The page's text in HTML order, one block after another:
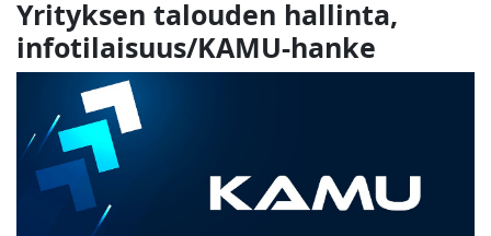
Yrityksen talouden hallinta,
infotilaisuus/KAMU-hanke